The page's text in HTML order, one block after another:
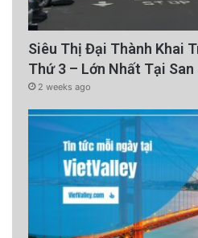
Siêu Thị Đại Thành Khai
Thứ 3 – Lớn Nhất Tại
2 weeks ago